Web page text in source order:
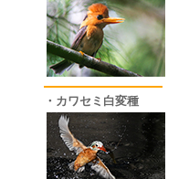
・カワセミ白変種